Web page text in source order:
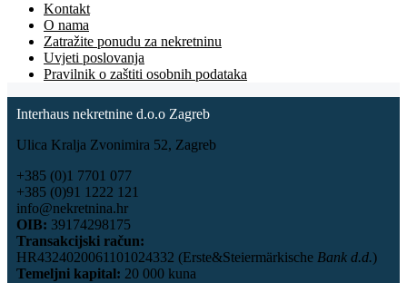
Kontakt
O nama
Zatražite ponudu za nekretninu
Uvjeti poslovanja
Pravilnik o zaštiti osobnih podataka
Interhaus nekretnine d.o.o Zagreb
Ulica Kralja Zvonimira 52, Zagreb
+385 (0)1 7701 077
+385 (0)91 1222 121
info@nekretnina.hr
OIB: 39174298175
Transakcijski račun:
HR4324020061101024332 (Erste&Steiermärkische Bank d.d.)
Temeljni kapital: 20 000 kuna